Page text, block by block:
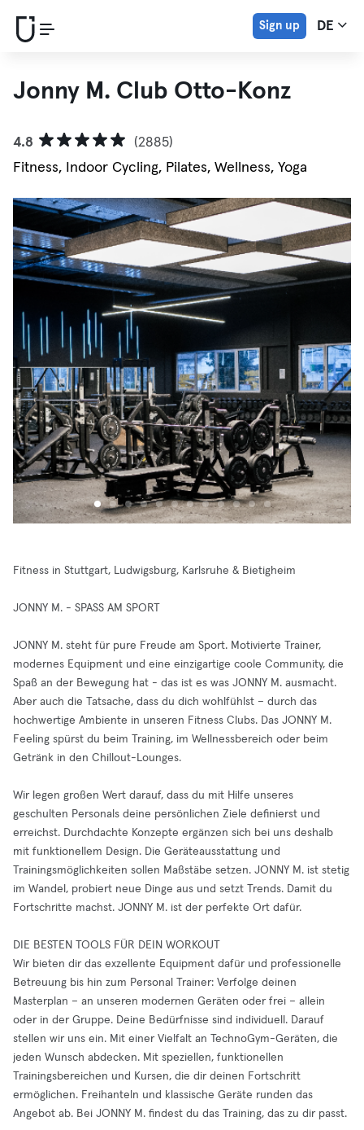
Sign up DE
Jonny M. Club Otto-Konz
4.8
(2885)
Fitness, Indoor Cycling, Pilates, Wellness, Yoga
Fitness in Stuttgart, Ludwigsburg, Karlsruhe & Bietigheim
JONNY M. - SPASS AM SPORT
JONNY M. steht für pure Freude am Sport. Motivierte Trainer,
modernes Equipment und eine einzigartige coole Community, die
Spaß an der Bewegung hat - das ist es was JONNY M. ausmacht.
Aber auch die Tatsache, dass du dich wohlfühlst – durch das
hochwertige Ambiente in unseren Fitness Clubs. Das JONNY M.
Feeling spürst du beim Training, im Wellnessbereich oder beim
Getränk in den Chillout-Lounges.
Wir legen großen Wert darauf, dass du mit Hilfe unseres
geschulten Personals deine persönlichen Ziele definierst und
erreichst. Durchdachte Konzepte ergänzen sich bei uns deshalb
mit funktionellem Design. Die Geräteausstattung und
Trainingsmöglichkeiten sollen Maßstäbe setzen. JONNY M. ist stetig
im Wandel, probiert neue Dinge aus und setzt Trends. Damit du
Fortschritte machst. JONNY M. ist der perfekte Ort dafür.
DIE BESTEN TOOLS FÜR DEIN WORKOUT
Wir bieten dir das exzellente Equipment dafür und professionelle
Betreuung bis hin zum Personal Trainer: Verfolge deinen
Masterplan – an unseren modernen Geräten oder frei – allein
oder in der Gruppe. Deine Bedürfnisse sind individuell. Darauf
stellen wir uns ein. Mit einer Vielfalt an TechnoGym-Geräten, die
jeden Wunsch abdecken. Mit speziellen, funktionellen
Trainingsbereichen und Kursen, die dir deinen Fortschritt
ermöglichen. Freihanteln und klassische Geräte runden das
Angebot ab. Bei JONNY M. findest du das Training, das zu dir passt.